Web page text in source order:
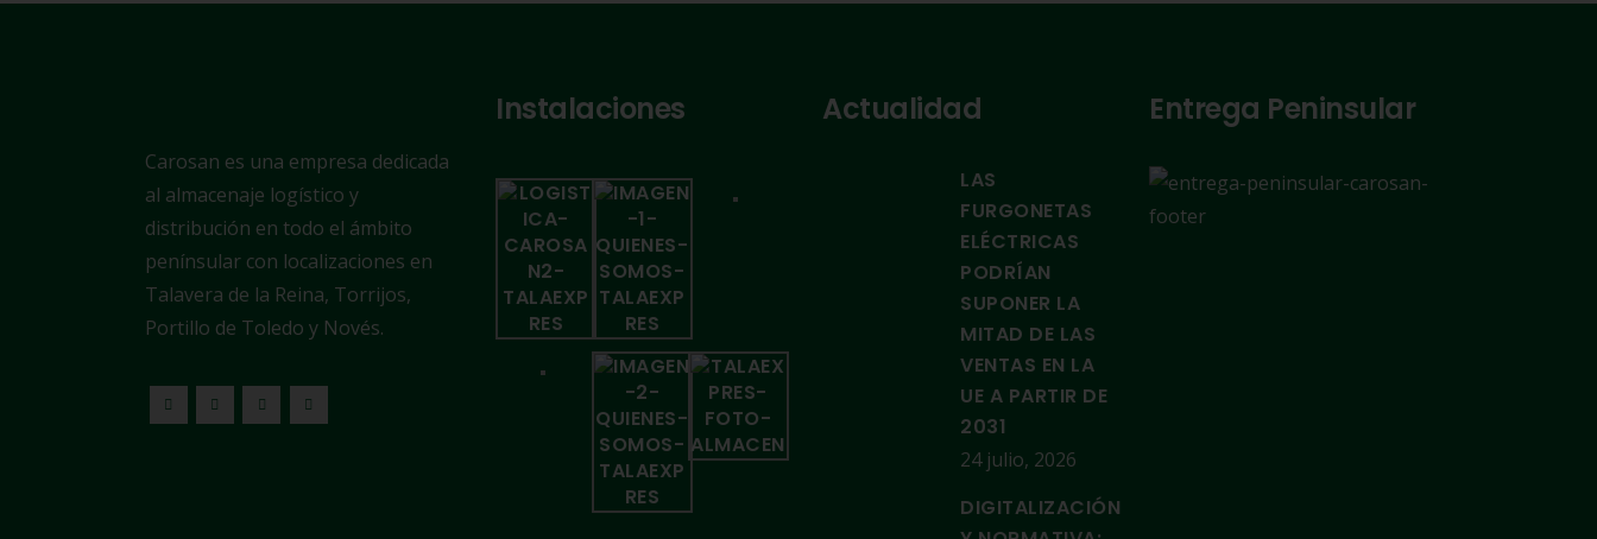
Carosan es una empresa dedicada
al almacenaje logístico y
distribución en todo el ámbito
penínsular con localizaciones en
Talavera de la Reina, Torrijos,
Portillo de Toledo y Novés.
Instalaciones Actualidad
LAS
FURGONETAS
ELÉCTRICAS
PODRÍAN
SUPONER LA
MITAD DE LAS
VENTAS EN LA
UE A PARTIR DE
2031
24 julio, 2026
DIGITALIZACIÓN
Entrega Peninsular